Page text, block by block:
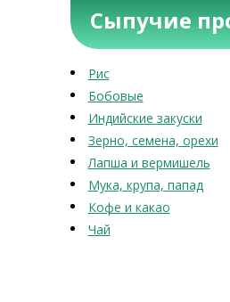
Сыпучие
Рис
Бобовые
Индийские закуски
Зерно, семена, орехи
Лапша и вермишель
Мука, крупа, папад
Кофе и какао
Чай